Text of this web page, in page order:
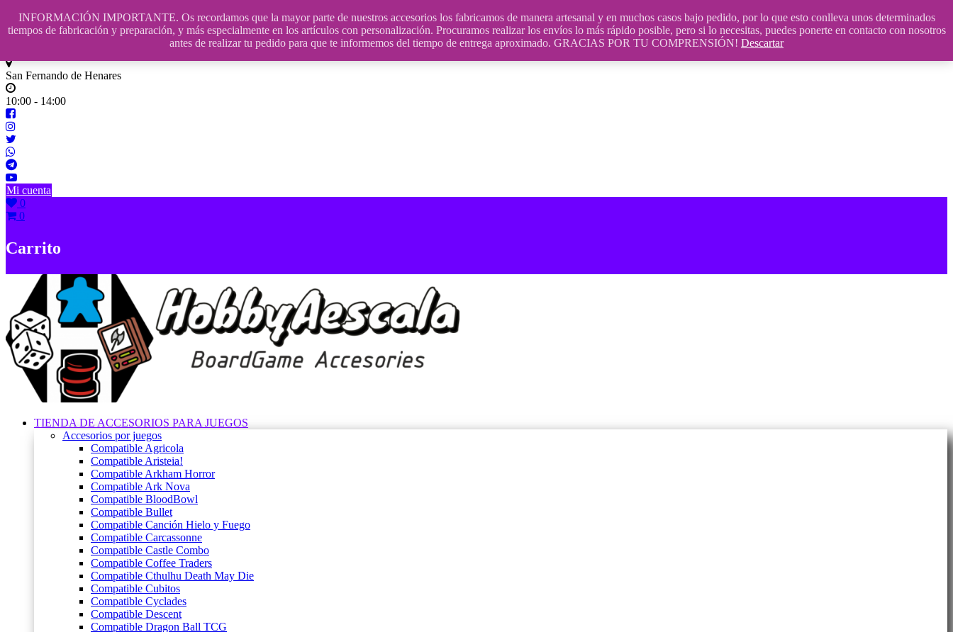
INFORMACIÓN IMPORTANTE. Os recordamos que la mayor parte de nuestros accesorios los fabricamos de manera artesanal y en muchos casos bajo pedido, por lo que esto conlleva unos determinados
tiempos de fabricación y preparación, y más especialmente en los artículos con personalización. Procuramos realizar los envíos lo más rápido posible, pero si lo necesitas, puedes ponerte en contacto con nosotros
antes de realizar tu pedido para que te informemos del tiempo de entrega aproximado. GRACIAS POR TU COMPRENSIÓN! Descartar
Saltar
contenido
609241475 SOLO DE 10:00 a 14:00
San Fernando de Henares
10:00 - 14:00
Mi cuenta
0
0
Carrito
TIENDA DE ACCESORIOS PARA JUEGOS
Accesorios por juegos
Compatible Agricola
Compatible Aristeia!
Compatible Arkham Horror
Compatible Ark Nova
Compatible BloodBowl
Compatible Bullet
Compatible Canción Hielo y Fuego
Compatible Carcassonne
Compatible Castle Combo
Compatible Coffee Traders
Compatible Cthulhu Death May Die
Compatible Cubitos
Compatible Cyclades
Compatible Descent
Compatible Dragon Ball TCG